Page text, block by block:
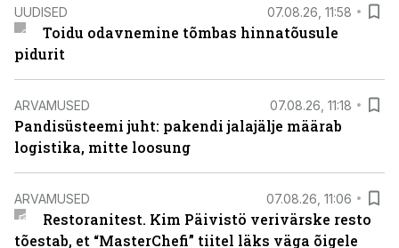
UUDISED 07.08.26, 11:58
Toidu odavnemine tõmbas hinnatõusule
pidurit
ARVAMUSED 07.08.26, 11:18
Pandisüsteemi juht: pakendi jalajälje määrab
logistika, mitte loosung
ARVAMUSED 07.08.26, 11:06
Restoranitest. Kim Päivistö verivärske resto
tõestab, et “MasterChefi” tiitel läks väga õigele